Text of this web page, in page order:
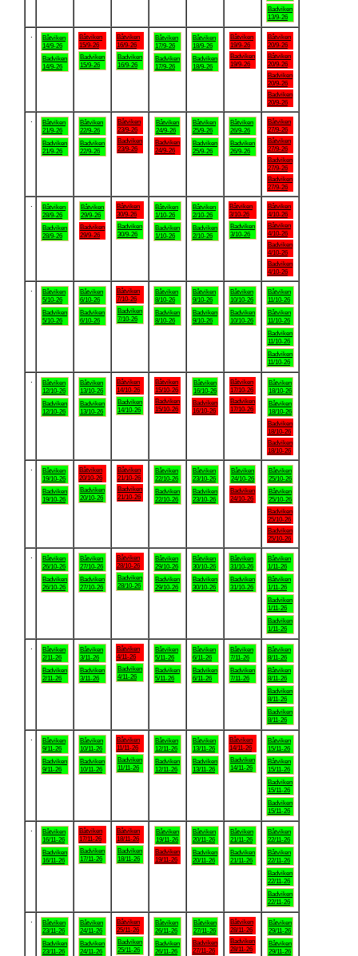
Badviken
13/9-26
Båtviken
14/9-26
Badviken
14/9-26
Båtviken
15/9-26
Badviken
15/9-26
Båtviken
16/9-26
Badviken
16/9-26
Båtviken
17/9-26
Badviken
17/9-26
Båtviken
18/9-26
Badviken
18/9-26
Båtviken
19/9-26
Badviken
19/9-26
Båtviken
20/9-26
Båtviken
20/9-26
Badviken
20/9-26
Badviken
20/9-26
Båtviken
21/9-26
Badviken
21/9-26
Båtviken
22/9-26
Badviken
22/9-26
Båtviken
23/9-26
Badviken
23/9-26
Båtviken
24/9-26
Badviken
24/9-26
Båtviken
25/9-26
Badviken
25/9-26
Båtviken
26/9-26
Badviken
26/9-26
Båtviken
27/9-26
Båtviken
27/9-26
Badviken
27/9-26
Badviken
27/9-26
Båtviken
28/9-26
Badviken
28/9-26
Båtviken
29/9-26
Badviken
29/9-26
Båtviken
30/9-26
Badviken
30/9-26
Båtviken
1/10-26
Badviken
1/10-26
Båtviken
2/10-26
Badviken
2/10-26
Båtviken
3/10-26
Badviken
3/10-26
Båtviken
4/10-26
Båtviken
4/10-26
Badviken
4/10-26
Badviken
4/10-26
Båtviken
5/10-26
Badviken
5/10-26
Båtviken
6/10-26
Badviken
6/10-26
Båtviken
7/10-26
Badviken
7/10-26
Båtviken
8/10-26
Badviken
8/10-26
Båtviken
9/10-26
Badviken
9/10-26
Båtviken
10/10-26
Badviken
10/10-26
Båtviken
11/10-26
Båtviken
11/10-26
Badviken
11/10-26
Badviken
11/10-26
Båtviken
12/10-26
Badviken
12/10-26
Båtviken
13/10-26
Badviken
13/10-26
Båtviken
14/10-26
Badviken
14/10-26
Båtviken
15/10-26
Badviken
15/10-26
Båtviken
16/10-26
Badviken
16/10-26
Båtviken
17/10-26
Badviken
17/10-26
Båtviken
18/10-26
Båtviken
18/10-26
Badviken
18/10-26
Badviken
18/10-26
Båtviken
19/10-26
Badviken
19/10-26
Båtviken
20/10-26
Badviken
20/10-26
Båtviken
21/10-26
Badviken
21/10-26
Båtviken
22/10-26
Badviken
22/10-26
Båtviken
23/10-26
Badviken
23/10-26
Båtviken
24/10-26
Badviken
24/10-26
Båtviken
25/10-26
Båtviken
25/10-26
Badviken
25/10-26
Badviken
25/10-26
Båtviken
26/10-26
Badviken
26/10-26
Båtviken
27/10-26
Badviken
27/10-26
Båtviken
28/10-26
Badviken
28/10-26
Båtviken
29/10-26
Badviken
29/10-26
Båtviken
30/10-26
Badviken
30/10-26
Båtviken
31/10-26
Badviken
31/10-26
Båtviken
1/11-26
Båtviken
1/11-26
Badviken
1/11-26
Badviken
1/11-26
Båtviken
2/11-26
Badviken
2/11-26
Båtviken
3/11-26
Badviken
3/11-26
Båtviken
4/11-26
Badviken
4/11-26
Båtviken
5/11-26
Badviken
5/11-26
Båtviken
6/11-26
Badviken
6/11-26
Båtviken
7/11-26
Badviken
7/11-26
Båtviken
8/11-26
Båtviken
8/11-26
Badviken
8/11-26
Badviken
8/11-26
Båtviken
9/11-26
Badviken
9/11-26
Båtviken
10/11-26
Badviken
10/11-26
Båtviken
11/11-26
Badviken
11/11-26
Båtviken
12/11-26
Badviken
12/11-26
Båtviken
13/11-26
Badviken
13/11-26
Båtviken
14/11-26
Badviken
14/11-26
Båtviken
15/11-26
Båtviken
15/11-26
Badviken
15/11-26
Badviken
15/11-26
Båtviken
16/11-26
Badviken
16/11-26
Båtviken
17/11-26
Badviken
17/11-26
Båtviken
18/11-26
Badviken
18/11-26
Båtviken
19/11-26
Badviken
19/11-26
Båtviken
20/11-26
Badviken
20/11-26
Båtviken
21/11-26
Badviken
21/11-26
Båtviken
22/11-26
Båtviken
22/11-26
Badviken
22/11-26
Badviken
22/11-26
Båtviken
23/11-26
Badviken
23/11-26
Båtviken
24/11-26
Badviken
24/11-26
Båtviken
25/11-26
Badviken
25/11-26
Båtviken
26/11-26
Badviken
26/11-26
Båtviken
27/11-26
Badviken
27/11-26
Båtviken
28/11-26
Badviken
28/11-26
Båtviken
29/11-26
Båtviken
29/11-26